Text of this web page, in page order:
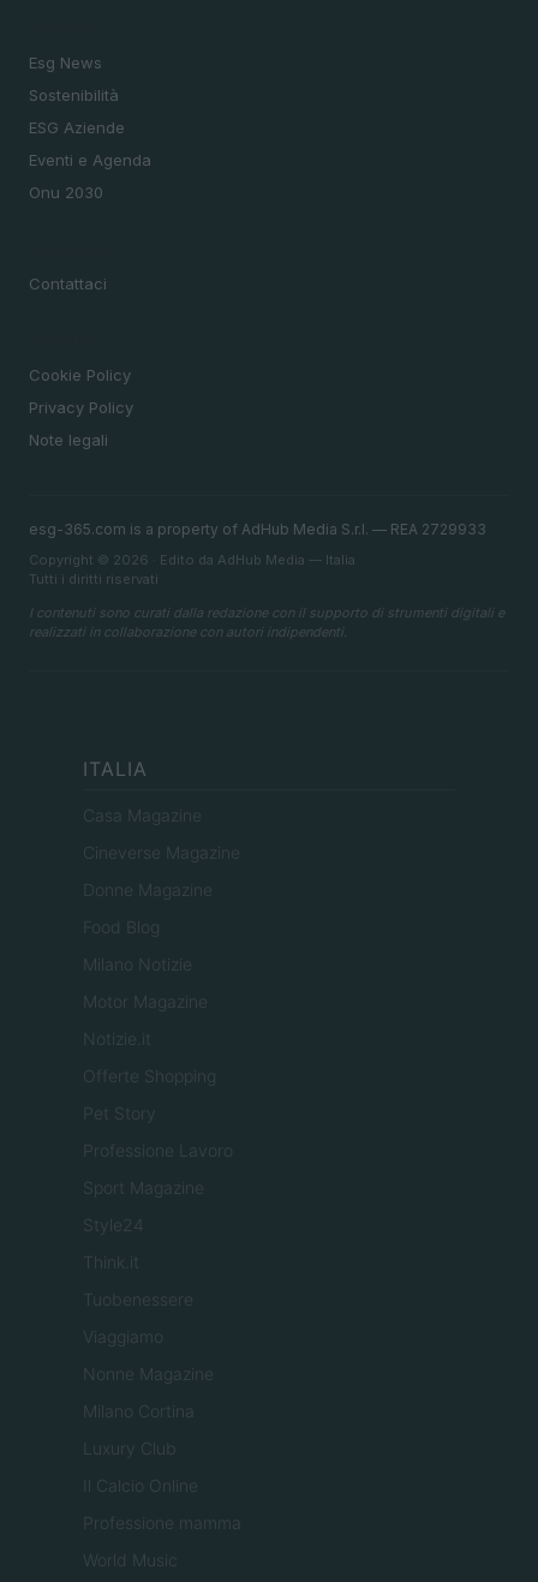
Esg News
Sostenibilità
ESG Aziende
Eventi e Agenda
Onu 2030
Contattaci
Cookie Policy
Privacy Policy
Note legali
esg-365.com is a property of AdHub Media S.r.l. — REA 2729933
Copyright © 2026 · Edito da AdHub Media — Italia
Tutti i diritti riservati
I contenuti sono curati dalla redazione con il supporto di strumenti digitali e
realizzati in collaborazione con autori indipendenti.
ITALIA
Casa Magazine
Cineverse Magazine
Donne Magazine
Food Blog
Milano Notizie
Motor Magazine
Notizie.it
Offerte Shopping
Pet Story
Professione Lavoro
Sport Magazine
Style24
Think.it
Tuobenessere
Viaggiamo
Nonne Magazine
Milano Cortina
Luxury Club
Il Calcio Online
Professione mamma
World Music